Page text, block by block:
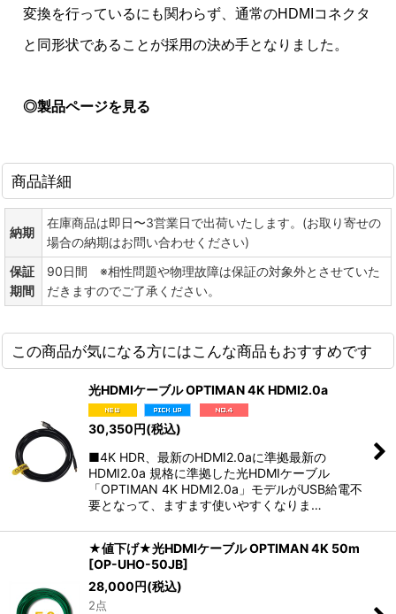
変換を行っているにも関わらず、通常のHDMIコネクタ
と同形状であることが採用の決め手となりました。
◎製品ページを見る
商品詳細
納期
在庫商品は即日〜3営業日で出荷いたします。(お取り寄せの
場合の納期はお問い合わせください)
保証
期間
90日間 ※相性問題や物理故障は保証の対象外とさせていた
だきますのでご了承ください。
この商品が気になる方にはこんな商品もおすすめです
光HDMIケーブル OPTIMAN 4K HDMI2.0a
30,350円(税込)
■4K HDR、最新のHDMI2.0aに準拠最新の
HDMI2.0a 規格に準拠した光HDMIケーブル
「OPTIMAN 4K HDMI2.0a」モデルがUSB給電不
要となって、ますます使いやすくなりま…
★値下げ★光HDMIケーブル OPTIMAN 4K 50m
[OP-UHO-50JB]
28,000円(税込)
2点